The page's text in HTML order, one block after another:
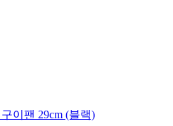
이팬 29cm (블랙)